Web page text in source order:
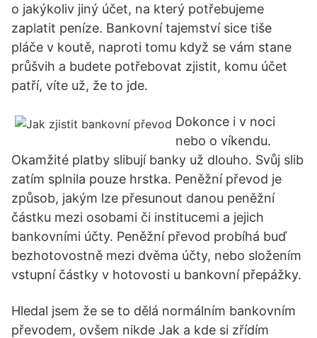
o jakýkoliv jiný účet, na který potřebujeme
zaplatit peníze. Bankovní tajemství sice tiše
pláče v koutě, naproti tomu když se vám stane
průšvih a budete potřebovat zjistit, komu účet
patří, víte už, že to jde.
Dokonce i v noci
nebo o víkendu.
Okamžité platby slibují banky už dlouho. Svůj slib
zatím splnila pouze hrstka. Peněžní převod je
způsob, jakým lze přesunout danou peněžní
částku mezi osobami či institucemi a jejich
bankovními účty. Peněžní převod probíhá buď
bezhotovostně mezi dvěma účty, nebo složením
vstupní částky v hotovosti u bankovní přepážky.
Hledal jsem že se to dělá normálním bankovním
převodem, ovšem nikde Jak a kde si zřídím